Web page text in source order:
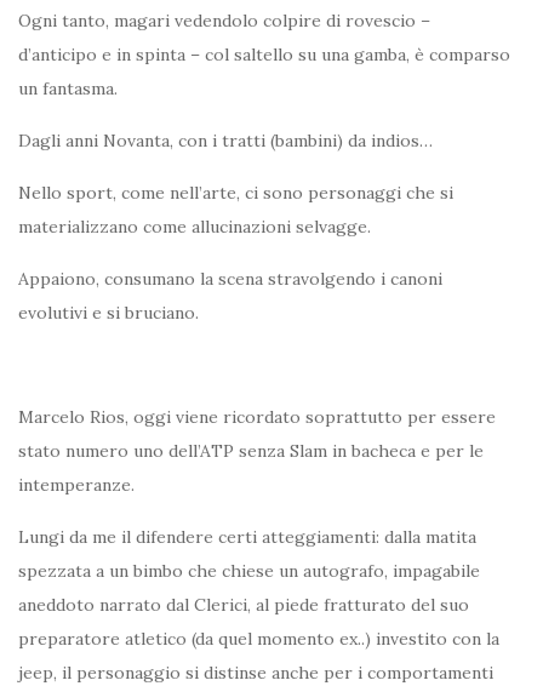
Ogni tanto, magari vedendolo colpire di rovescio –
d’anticipo e in spinta – col saltello su una gamba, è comparso
un fantasma.
Dagli anni Novanta, con i tratti (bambini) da indios…
Nello sport, come nell’arte, ci sono personaggi che si
materializzano come allucinazioni selvagge.
Appaiono, consumano la scena stravolgendo i canoni
evolutivi e si bruciano.
Marcelo Rios, oggi viene ricordato soprattutto per essere
stato numero uno dell’ATP senza Slam in bacheca e per le
intemperanze.
Lungi da me il difendere certi atteggiamenti: dalla matita
spezzata a un bimbo che chiese un autografo, impagabile
aneddoto narrato dal Clerici, al piede fratturato del suo
preparatore atletico (da quel momento ex..) investito con la
jeep, il personaggio si distinse anche per i comportamenti